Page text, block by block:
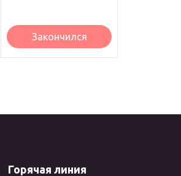
Закончился
Горячая линия